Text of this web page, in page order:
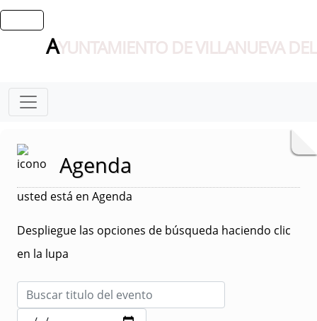
AYUNTAMIENTO DE VILLANUEVA
Agenda
usted está en Agenda
Despliegue las opciones de búsqueda haciendo clic
en la lupa